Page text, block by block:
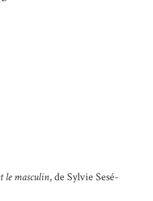
le masculin, de Sylvie Sesé-